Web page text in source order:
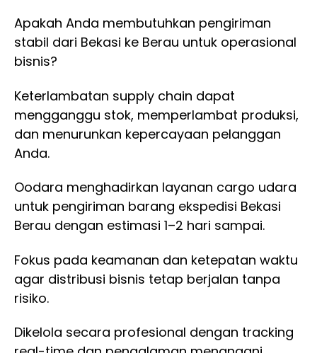
Apakah Anda membutuhkan pengiriman
stabil dari Bekasi ke Berau untuk operasional
bisnis?
Keterlambatan supply chain dapat
mengganggu stok, memperlambat produksi,
dan menurunkan kepercayaan pelanggan
Anda.
Oodara menghadirkan layanan cargo udara
untuk pengiriman barang ekspedisi Bekasi
Berau dengan estimasi 1–2 hari sampai.
Fokus pada keamanan dan ketepatan waktu
agar distribusi bisnis tetap berjalan tanpa
risiko.
Dikelola secara profesional dengan tracking